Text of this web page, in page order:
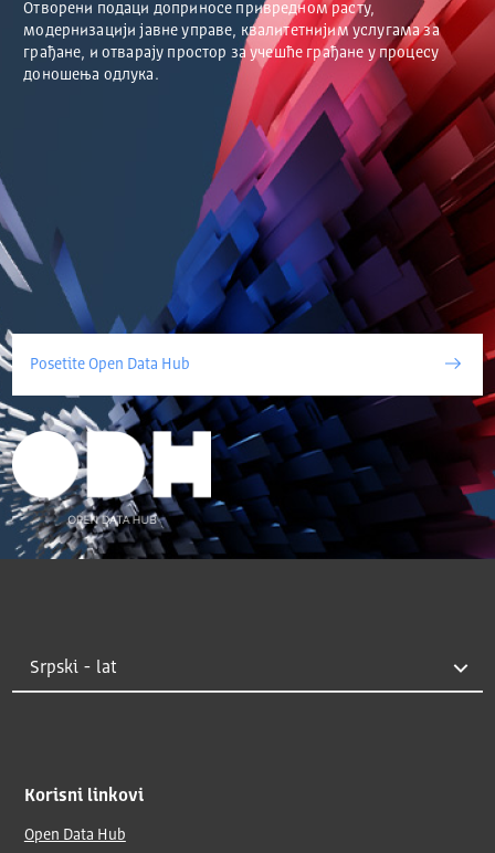
Отворени подаци доприносе привредном расту,
модернизацији јавне управе, квалитетнијим услугама за
грађане, и отварају простор за учешће грађане у процесу
доношења одлука.
Posetite Open Data Hub
Korisni linkovi
Open Data Hub